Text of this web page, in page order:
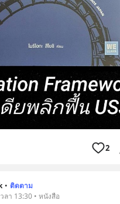
2
• ติดตาม
ลา 13:30 • หนังสือ